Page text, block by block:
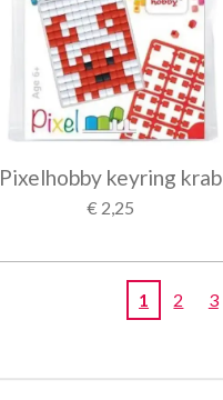
Pixelhobby keyring krab
€ 2,25
1 2 3